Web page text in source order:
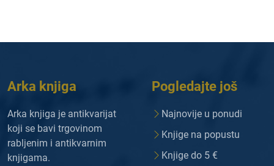
Arka knjiga
Arka knjiga je antikvarijat
koji se bavi trgovinom
rabljenim i antikvarnim
knjigama.
Pogledajte još
Najnovije u ponudi
Knjige na popustu
Knjige do 5 €